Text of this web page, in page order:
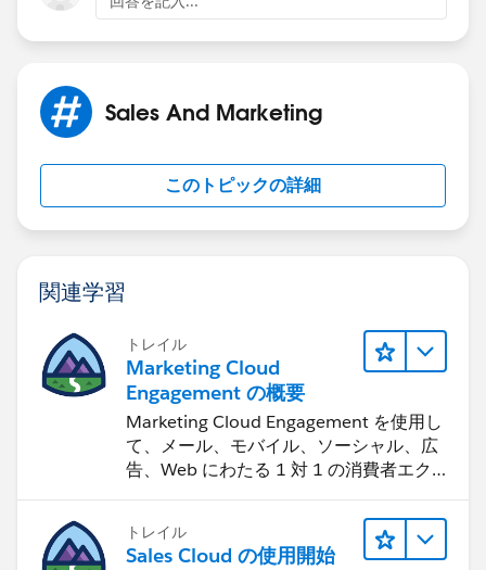
Sales And Marketing
このトピックの詳細
関連学習
トレイル
Marketing Cloud
Engagement の概要
Marketing Cloud Engagement を使用し
て、メール、モバイル、ソーシャル、広
告、Web にわたる 1 対 1 の消費者エク
トレイル
Sales Cloud の使用開始